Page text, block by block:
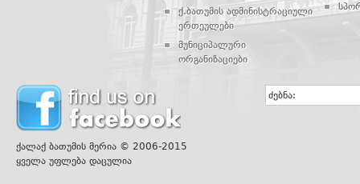
ქ.ბათუმის ადმინისტრაციული
ერთეულები
მუნიციპალური
ორგანიზაციები
ქალაქ ბათუმის მერია © 2006-2015
ყველა უფლება დაცულია
ძებნა: